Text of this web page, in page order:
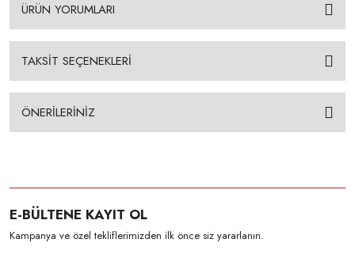
ÜRÜN YORUMLARI
TAKSİT SEÇENEKLERİ
ÖNERİLERİNİZ
E-BÜLTENE KAYIT OL
Kampanya ve özel tekliflerimizden ilk önce siz yararlanın.